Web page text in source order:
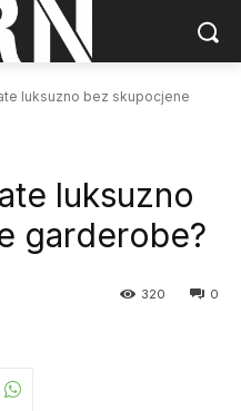
luksuzno bez skupocjene
luksuzno
garderobe?
0
320